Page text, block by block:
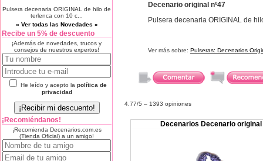
Pulsera decenaria ORIGINAL de hilo de
terlenca con 10 c...
« Ver todas las Novedades »
Recibe un 5% de descuento
¡Además de novedades, trucos y
consejos de nuestros expertos!
He leído y acepto la política de
privacidad
¡Recomiéndanos!
¡Recomienda Decenarios.com.es
(Tienda Oficial) a un amigo!
Decenario original nº47
Pulsera decenaria ORIGINAL de
Ver más sobre: Pulseras: Decenarios
4.77/5 – 1393 opiniones
Decenarios Decenario original